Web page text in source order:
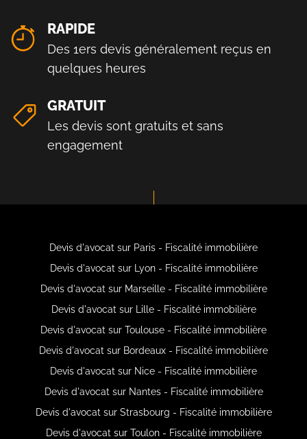
RAPIDE
Des 1ers devis généralement reçus en
quelques heures
GRATUIT
Les devis sont gratuits et sans
engagement
Devis d'avocat sur Paris - Fiscalité immobilière
Devis d'avocat sur Lyon - Fiscalité immobilière
Devis d'avocat sur Marseille - Fiscalité immobilière
Devis d'avocat sur Lille - Fiscalité immobilière
Devis d'avocat sur Toulouse - Fiscalité immobilière
Devis d'avocat sur Bordeaux - Fiscalité immobilière
Devis d'avocat sur Nice - Fiscalité immobilière
Devis d'avocat sur Nantes - Fiscalité immobilière
Devis d'avocat sur Strasbourg - Fiscalité immobilière
Devis d'avocat sur Toulon - Fiscalité immobilière